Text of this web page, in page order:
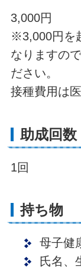
3,000円
※3,000円を
なりますの
ださい。
接種費用は
助成回数
1回
持ち物
母子健
氏名、